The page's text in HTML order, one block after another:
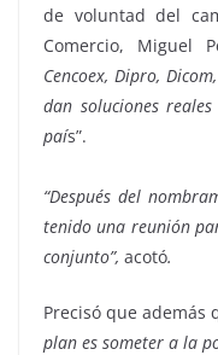
de voluntad del
Comercio, Miguel
Cencoex, Dipro,
dan soluciones
país”.
“Después del
tenido una reunión
conjunto”, acotó.
Precisó que además
plan es someter a la